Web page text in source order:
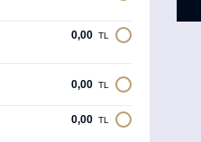
0,00 TL
0,00 TL
0,00 TL